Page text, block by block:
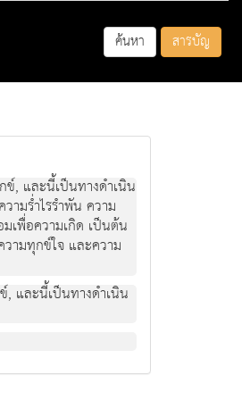
ค้นหา สารบัญ
ข, และนี้เปนทางดําเนิน
วามร่ำไรรําพัน ความ
เพื่อความเกิด เปนตน
ามทุกขใจ และความ
, และนี้เปนทางดําเนิน